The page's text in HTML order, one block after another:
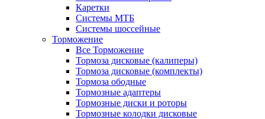
Каретки
Системы МТБ
Системы шоссейные
Торможение
Все Торможение
Тормоза дисковые (калиперы)
Тормоза дисковые (комплекты)
Тормоза ободные
Тормозные адаптеры
Тормозные диски и роторы
Тормозные колодки дисковые